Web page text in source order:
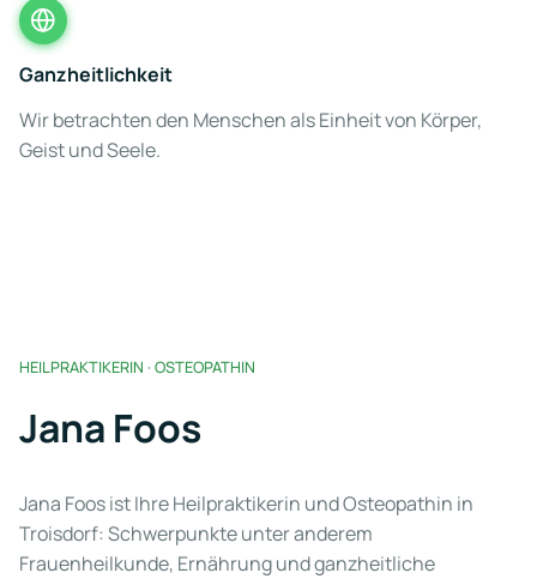
Ganzheitlichkeit
Wir betrachten den Menschen als Einheit von Körper,
Geist und Seele.
HEILPRAKTIKERIN · OSTEOPATHIN
Jana Foos
Jana Foos ist Ihre Heilpraktikerin und Osteopathin in
Troisdorf: Schwerpunkte unter anderem
Frauenheilkunde, Ernährung und ganzheitliche